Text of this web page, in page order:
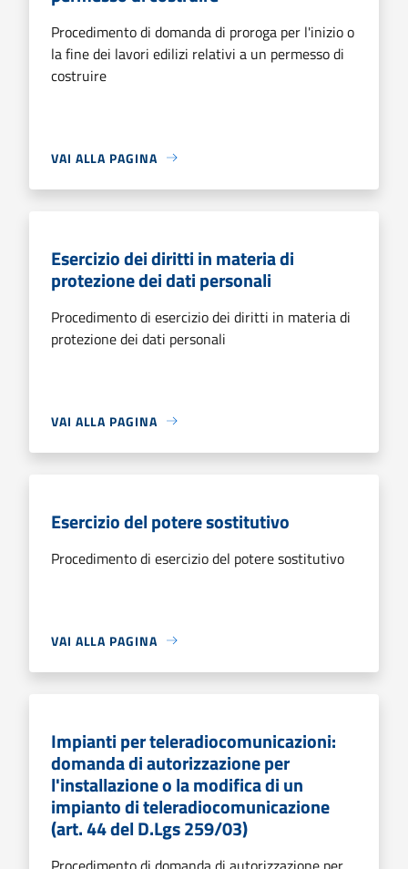
Procedimento di domanda di proroga per l'inizio o
la fine dei lavori edilizi relativi a un permesso di
costruire
VAI ALLA PAGINA
Esercizio dei diritti in materia di
protezione dei dati personali
Procedimento di esercizio dei diritti in materia di
protezione dei dati personali
VAI ALLA PAGINA
Esercizio del potere sostitutivo
Procedimento di esercizio del potere sostitutivo
VAI ALLA PAGINA
Impianti per teleradiocomunicazioni:
domanda di autorizzazione per
l'installazione o la modifica di un
impianto di teleradiocomunicazione
(art. 44 del D.Lgs 259/03)